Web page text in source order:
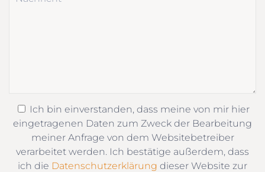
Ich bin einverstanden, dass meine von mir hier
eingetragenen Daten zum Zweck der Bearbeitung
meiner Anfrage von dem Websitebetreiber
verarbeitet werden. Ich bestätige außerdem, dass
ich die Datenschutzerklärung dieser Website zur